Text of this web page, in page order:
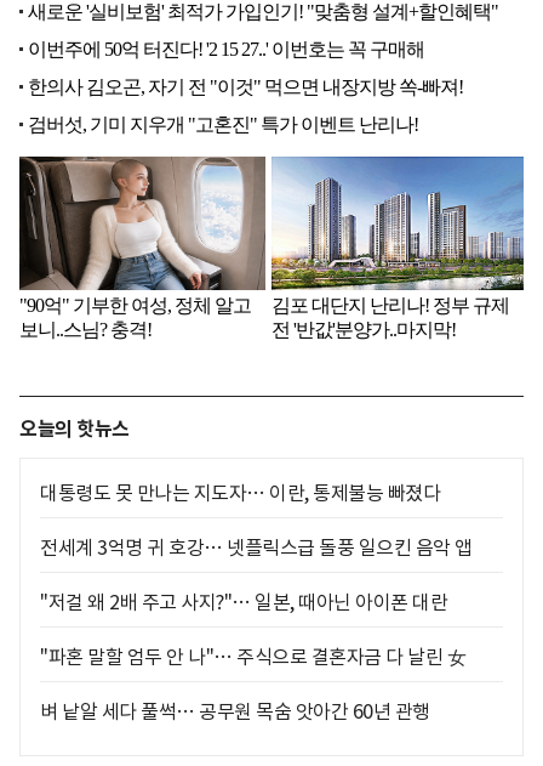
오늘의 핫뉴스
대통령도 못 만나는 지도자… 이란, 통제불능 빠졌다
전세계 3억명 귀 호강… 넷플릭스급 돌풍 일으킨 음악 앱
"저걸 왜 2배 주고 사지?"… 일본, 때아닌 아이폰 대란
"파혼 말할 엄두 안 나"… 주식으로 결혼자금 다 날린 女
벼 낱알 세다 풀썩… 공무원 목숨 앗아간 60년 관행